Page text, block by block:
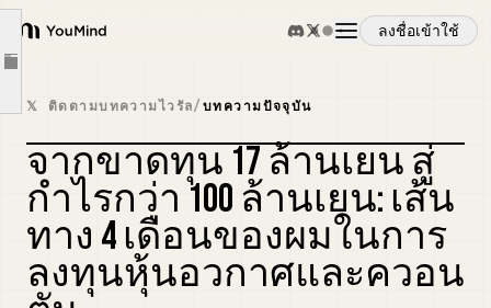
YouMind
ลงชื่อเข้าใช้
ภาพรวม
กรณีการใช้งาน
ทักษะ
Article outline
ผมไม่แนะนำให้เลียนแบบ
ทุกอย่างกำลังเคลื่อนไปสู่ SpaceX IPO ในวันที่ 12 มิถุนายน ซึ่งใหญ่ที่สุดในประวัติศาสตร์
และตอนนี้ โฆษณา!!
𝕏 ติดตามบทความไวรัล/บทความปัจจุบัน
จากขาดทุน 17 ล้านเยน สู่
กำไรกว่า 100 ล้านเยน: เส้น
ทาง 4 เดือนของผมในการ
ลงทุนหุ้นอวกาศและควอน